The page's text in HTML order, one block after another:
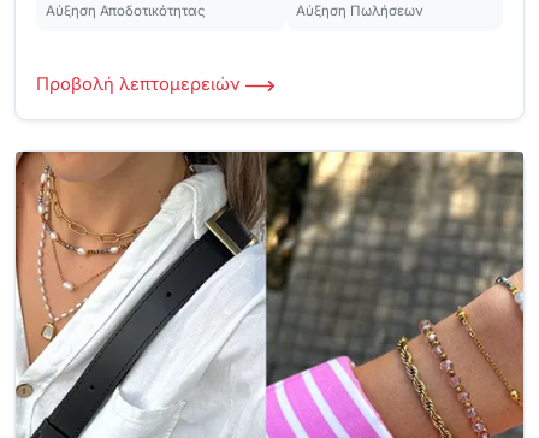
Αύξηση Αποδοτικότητας Αύξηση Πωλήσεων
Προβολή λεπτομερειών